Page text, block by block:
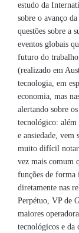
estudo da
sobre o avanço
questões sobre a
eventos globais
futuro do
(realizado em
tecnologia, em
economia, mas
alertando sobre
tecnológico: além
e ansiedade, vem
muito difícil notar
vez mais comum
funções de
diretamente nas
Perpétuo, VP de
maiores
tecnológicos e da